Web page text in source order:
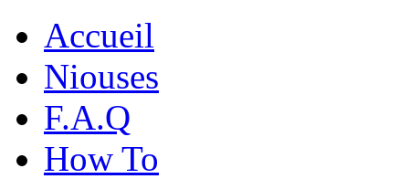
Accueil
Niouses
F.A.Q
How To